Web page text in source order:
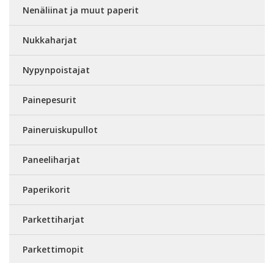
Nenäliinat ja muut paperit
Nukkaharjat
Nypynpoistajat
Painepesurit
Paineruiskupullot
Paneeliharjat
Paperikorit
Parkettiharjat
Parkettimopit